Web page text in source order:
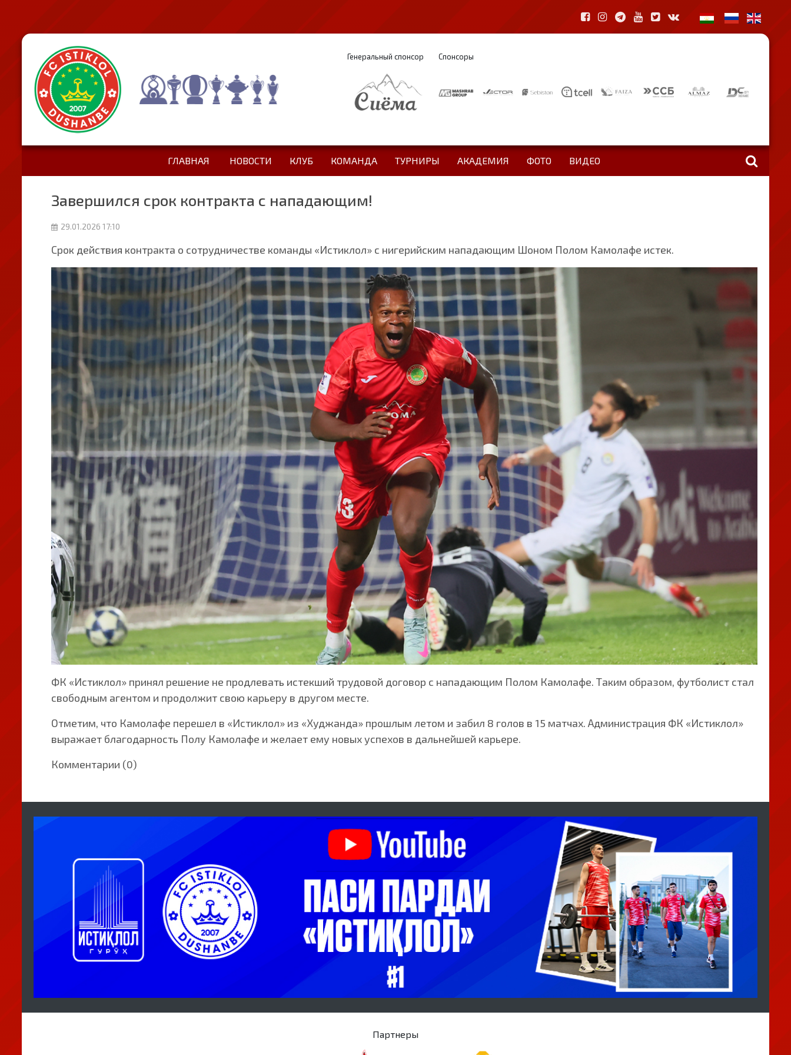
Генеральный спонсор Спонсоры
ГЛАВНАЯ НОВОСТИ КЛУБ КОМАНДА ТУРНИРЫ АКАДЕМИЯ ФОТО ВИДЕО
Завершился срок контракта с нападающим!
29.01.2026 17:10
Срок действия контракта о сотрудничестве команды «Истиклол» с нигерийским нападающим Шоном Полом Камолафе истек.
ФК «Истиклол» принял решение не продлевать истекший трудовой договор с нападающим Полом Камолафе. Таким образом, футболист стал
свободным агентом и продолжит свою карьеру в другом месте.
Отметим, что Камолафе перешел в «Истиклол» из «Худжанда» прошлым летом и забил 8 голов в 15 матчах. Администрация ФК «Истиклол»
выражает благодарность Полу Камолафе и желает ему новых успехов в дальнейшей карьере.
Комментарии (0)
Партнеры